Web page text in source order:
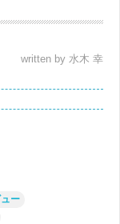
written by 水木 幸
ー